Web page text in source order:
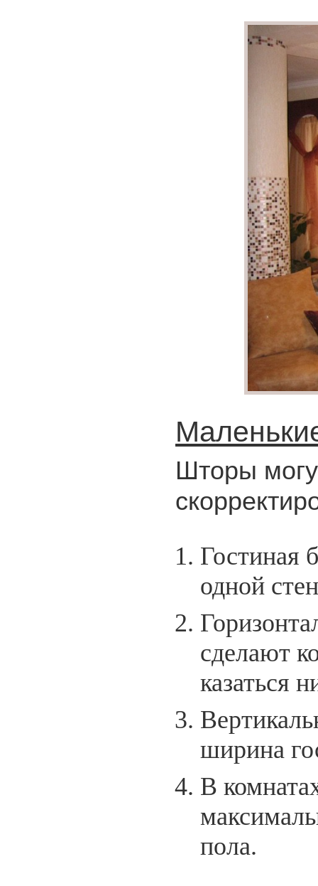
Шторы
Гостиная
одной
сделают
казаться
ширина
В
пола.